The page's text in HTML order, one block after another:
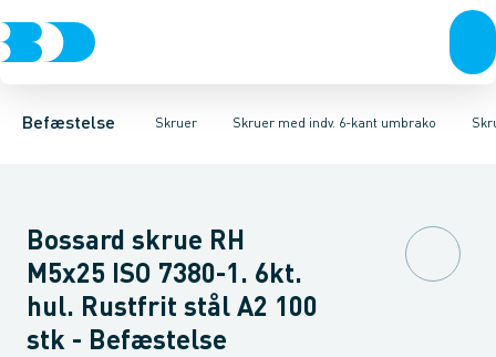
Befæstelse Skruer
Bolte & sætskruerMøtrikkerSkiverSkruerSøm & dykkere
Skruer med indv. 6-kant umbrako
Karmskruer Facadeskruer ByggeskruerSpånskruer
Skruer CH Sort Skruer CH Elgalvaniseret FZBSkruer CH
Bossard skrue RH
M5x25 ISO 7380-1. 6kt.
hul. Rustfrit stål A2 100
stk - Befæstelse